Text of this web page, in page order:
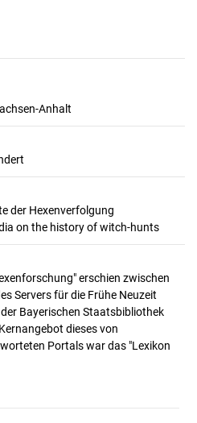
Anhalt
der Hexenverfolgung
on the history of witch-hunts
erschien zwischen
Servers für die Frühe Neuzeit
Bayerischen Staatsbibliothek
dieses von
Portals war das "Lexikon